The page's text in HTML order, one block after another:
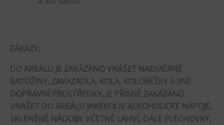
ZÁKAZY:
DO AREÁLU JE ZAKÁZÁNO VNÁŠET NADMĚRNÉ
BATOŽINY, ZAVAZADLA, KOLA, KOLOBĚŽKY A JINÉ
DOPRAVNÍ PROSTŘEDKY. JE PŘÍSNĚ ZAKÁZÁNO
VNÁŠET DO AREÁLU JAKÉKOLIV ALKOHOLICKÉ NÁPOJE,
SKLENĚNÉ NÁDOBY VČETNĚ LAHVÍ, DÁLE PLECHOVKY,